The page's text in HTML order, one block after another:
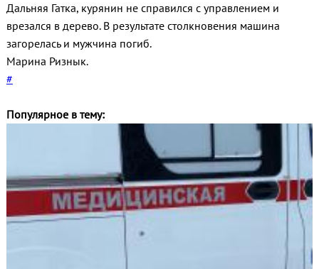
Дальняя Гатка, курянин не справился с управлением и
врезался в дерево. В результате столкновения машина
загорелась и мужчина погиб.
Марина Ризнык.
#
Популярное в тему: